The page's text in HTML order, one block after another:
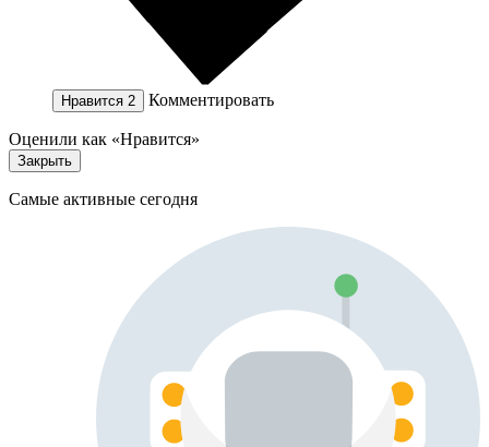
Нравится 2 Комментировать
Оценили как «Нравится»
Закрыть
Самые активные сегодня